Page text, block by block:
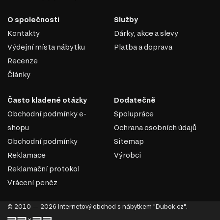
multifunkční prvky, které šetří místo a zvyšují komfort.
dřevo dodává nábytku na odolnosti a stylovosti.
Pokud hledáte způsob, jak oživit svůj domov, moderní styl
je ideální volbou. Doporučujeme kombinovat moderní
nábytek s industriálními prvky nebo přírodními doplňky,
což podtrhne jeho jedinečnost a vytvoří příjemnou
atmosféru. Nezapomeňte také na doplňky, jako jsou
dokonale doplní celkový dojem. Vybírejte s rozmyslem a
O společnosti
Kontakty
Výdejní místa nábytku
Recenze
Články
Služby
Dárky, akce a slevy
Platba a doprava
Často kladené otázky
Obchodní podmínky e-
shopu
Obchodní podmínky
Reklamace
Reklamační protokol
Vrácení peněz
Dodatečně
Spolupráce
Ochrana osobních údajů
Sitemap
Výrobci
© 2010 — 2026 Internetový obchod s nábytkem "Dubok.cz".